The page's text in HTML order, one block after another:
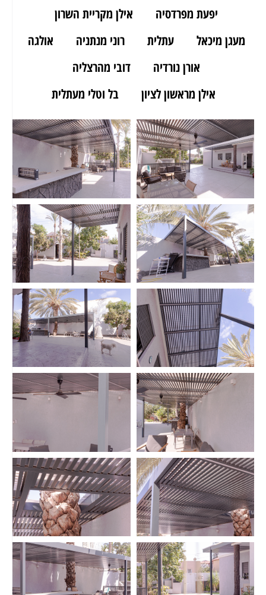
יפעת מפרדסיה
אילן מקריית השרון
מעגן מיכאל
עתלית רוני מנתניה
אולגה
אורן נורדיה
דובי מהרצליה
אילן מראשון לציון
בל וטלי מעתלית